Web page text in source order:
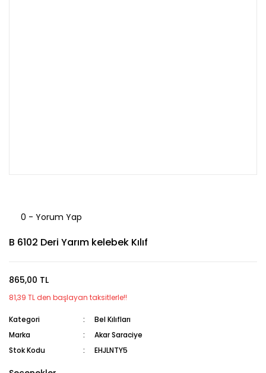
0 - Yorum Yap
B 6102 Deri Yarım kelebek Kılıf
865,00 TL
81,39 TL den başlayan taksitlerle!!
Kategori
Bel Kılıfları
Marka
Akar Saraciye
Stok Kodu
EHJLNTY5